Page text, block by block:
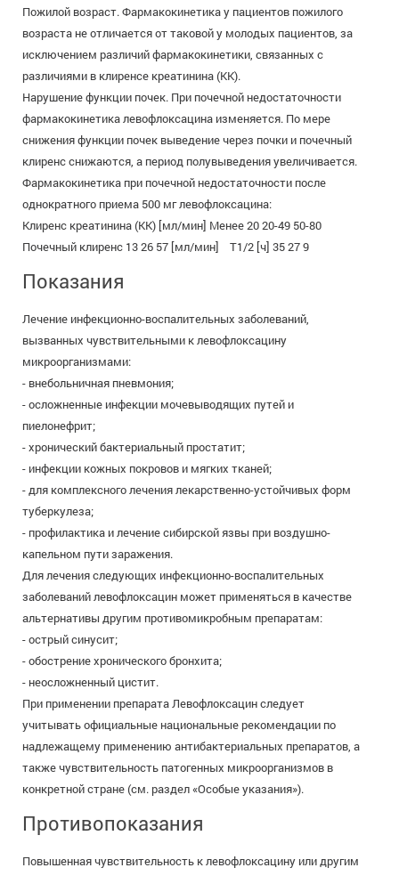
Пожилой возраст. Фармакокинетика у пациентов пожилого
возраста не отличается от таковой у молодых пациентов, за
исключением различий фармакокинетики, связанных с
различиями в клиренсе креатинина (КК).
Нарушение функции почек. При почечной недостаточности
фармакокинетика левофлоксацина изменяется. По мере
снижения функции почек выведение через почки и почечный
клиренс снижаются, а период полувыведения увеличивается.
Фармакокинетика при почечной недостаточности после
однократного приема 500 мг левофлоксацина:
Клиренс креатинина (КК) [мл/мин] Менее 20 20-49 50-80
Почечный клиренс 13 26 57 [мл/мин] Т1/2 [ч] 35 27 9
Показания
Лечение инфекционно-воспалительных заболеваний,
вызванных чувствительными к левофлоксацину
микроорганизмами:
- внебольничная пневмония;
- осложненные инфекции мочевыводящих путей и
пиелонефрит;
- хронический бактериальный простатит;
- инфекции кожных покровов и мягких тканей;
- для комплексного лечения лекарственно-устойчивых форм
туберкулеза;
- профилактика и лечение сибирской язвы при воздушно-
капельном пути заражения.
Для лечения следующих инфекционно-воспалительных
заболеваний левофлоксацин может применяться в качестве
альтернативы другим противомикробным препаратам:
- острый синусит;
- обострение хронического бронхита;
- неосложненный цистит.
При применении препарата Левофлоксацин следует
учитывать официальные национальные рекомендации по
надлежащему применению антибактериальных препаратов, а
также чувствительность патогенных микроорганизмов в
конкретной стране (см. раздел «Особые указания»).
Противопоказания
Повышенная чувствительность к левофлоксацину или другим